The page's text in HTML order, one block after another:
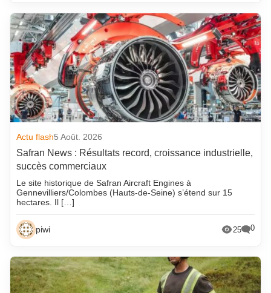
Actu flash5 Août. 2026
Safran News : Résultats record, croissance industrielle,
succès commerciaux
Le site historique de Safran Aircraft Engines à
Gennevilliers/Colombes (Hauts-de-Seine) s’étend sur 15
hectares. Il […]
piwi 25 0